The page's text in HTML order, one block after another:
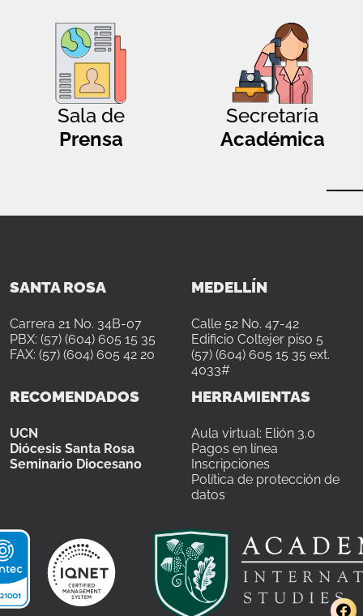
Sala de
Prensa
Secretaría
Académica
SANTA ROSA
Carrera 21 No. 34B-07
PBX: (57) (604) 605 15 35
FAX: (57) (604) 605 42 20
MEDELLÍN
Calle 52 No. 47-42
Edificio Coltejer piso 5
(57) (604) 605 15 35 ext.
4033#
RECOMENDADOS
UCN
Diócesis Santa Rosa
Seminario Diocesano
HERRAMIENTAS
Aula virtual: Elión 3.0
Pagos en línea
Inscripciones
Política de protección de
datos